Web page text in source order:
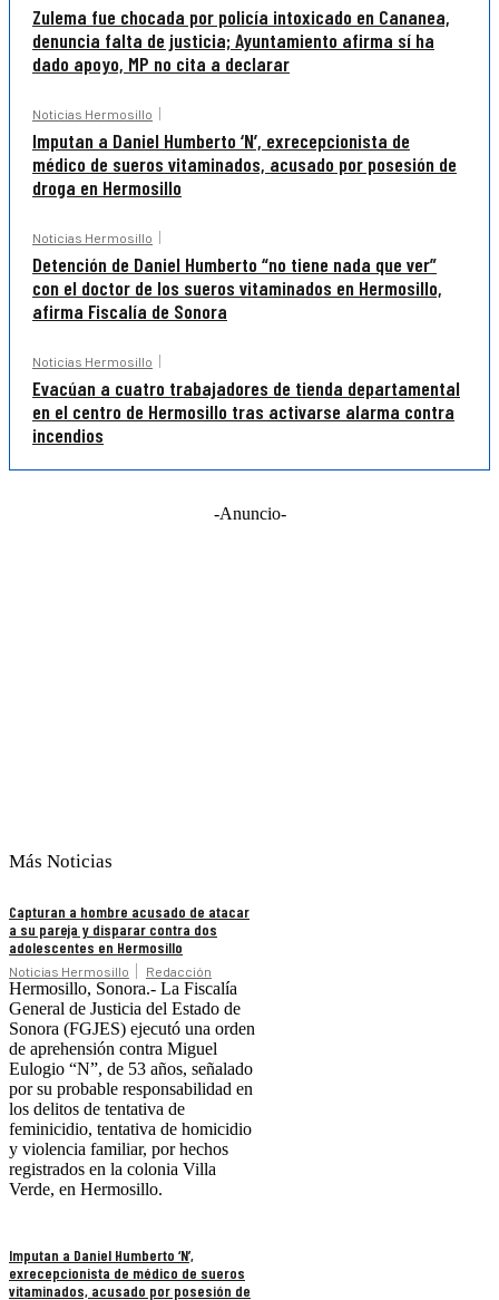
Zulema fue chocada por policía intoxicado en Cananea,
denuncia falta de justicia; Ayuntamiento afirma sí ha
dado apoyo, MP no cita a declarar
Noticias Hermosillo
Imputan a Daniel Humberto ‘N’, exrecepcionista de
médico de sueros vitaminados, acusado por posesión de
droga en Hermosillo
Noticias Hermosillo
Detención de Daniel Humberto “no tiene nada que ver”
con el doctor de los sueros vitaminados en Hermosillo,
afirma Fiscalía de Sonora
Noticias Hermosillo
Evacúan a cuatro trabajadores de tienda departamental
en el centro de Hermosillo tras activarse alarma contra
incendios
-Anuncio-
Más Noticias
Capturan a hombre acusado de atacar
a su pareja y disparar contra dos
adolescentes en Hermosillo
Noticias Hermosillo Redacción
Hermosillo, Sonora.- La Fiscalía
General de Justicia del Estado de
Sonora (FGJES) ejecutó una orden
de aprehensión contra Miguel
Eulogio “N”, de 53 años, señalado
por su probable responsabilidad en
los delitos de tentativa de
feminicidio, tentativa de homicidio
y violencia familiar, por hechos
registrados en la colonia Villa
Verde, en Hermosillo.
Imputan a Daniel Humberto ‘N’,
exrecepcionista de médico de sueros
vitaminados, acusado por posesión de